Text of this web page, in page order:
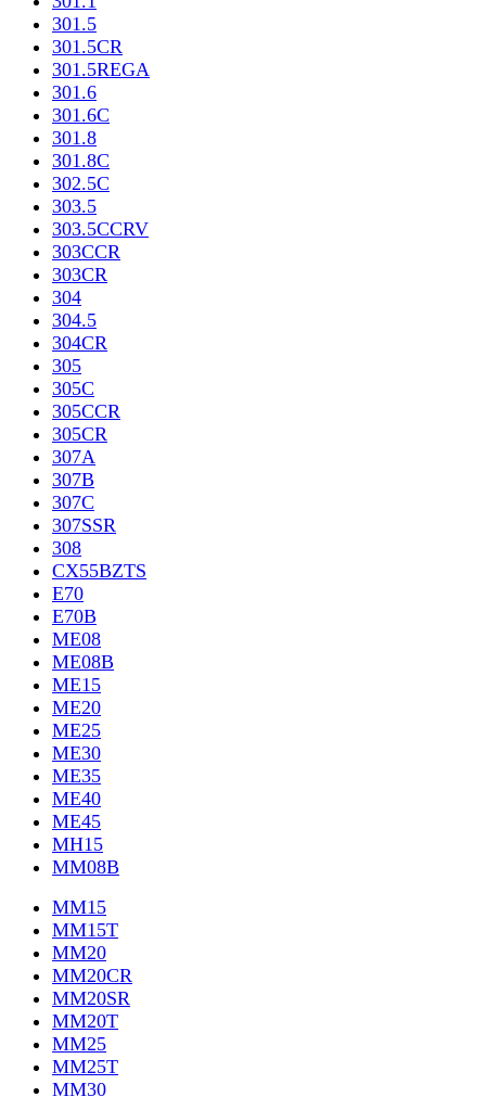
301.5
301.5CR
301.5REGA
301.6
301.6C
301.8
301.8C
302.5C
303.5
303.5CCRV
303CCR
303CR
304
304.5
304CR
305
305C
305CCR
305CR
307A
307B
307C
307SSR
308
CX55BZTS
E70
E70B
ME08
ME08B
ME15
ME20
ME25
ME30
ME35
ME40
ME45
MH15
MM08B
MM15
MM15T
MM20
MM20CR
MM20SR
MM20T
MM25
MM25T
MM30